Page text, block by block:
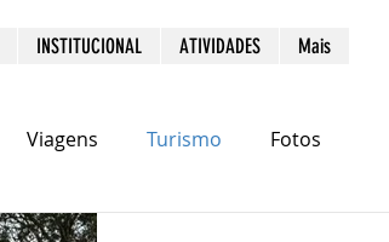
INSTITUCIONAL ATIVIDADES Mais
Viagens Turismo Fotos